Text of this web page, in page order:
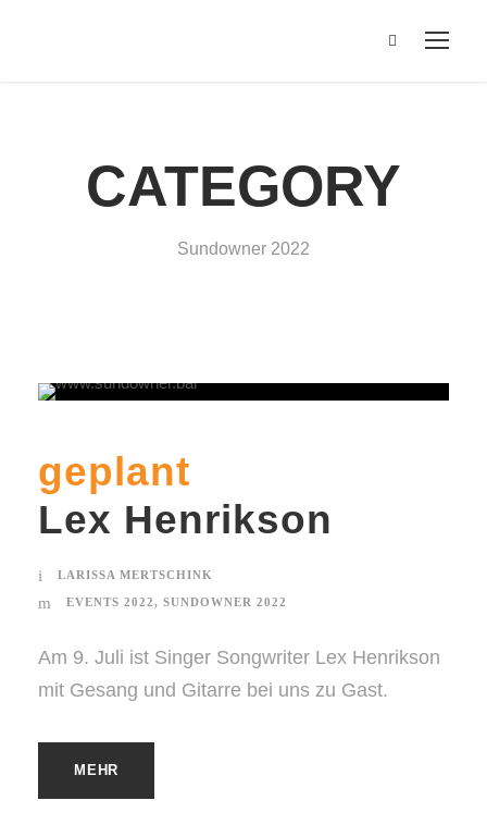
CATEGORY
Sundowner 2022
geplant
Lex Henrikson
LARISSA MERTSCHINK
EVENTS 2022, SUNDOWNER 2022
Am 9. Juli ist Singer Songwriter Lex Henrikson
mit Gesang und Gitarre bei uns zu Gast.
MEHR